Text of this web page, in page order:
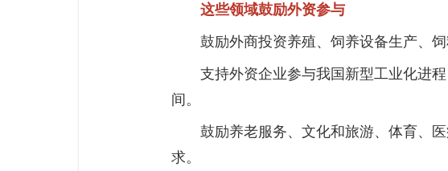
这些领域鼓励外资参与
鼓励外商投资养殖、饲养设备生产、
支持外资企业参与我国新型工业化进
间。
鼓励养老服务、文化和旅游、体育、
求。